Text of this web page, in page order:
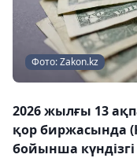
Фото: Zakon.kz
2026 жылғы 13
қор биржасында
бойынша